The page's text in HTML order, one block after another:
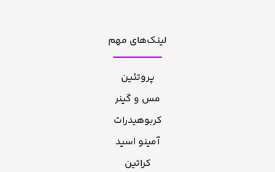
لینک‌های مهم
پروتئین
مس و گینر
کربوهیدرات
آمینو اسید
کراتین